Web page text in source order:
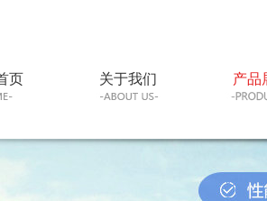
页 关于我们 产品